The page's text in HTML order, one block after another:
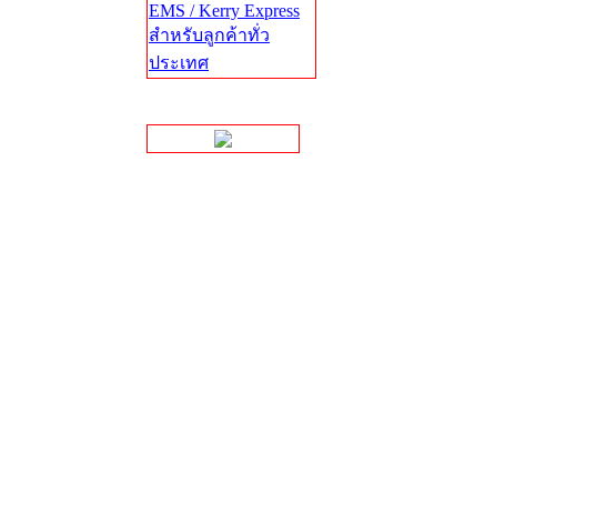
EMS / Kerry Express
สำหรับลูกค้าทั่ว
ประเทศ